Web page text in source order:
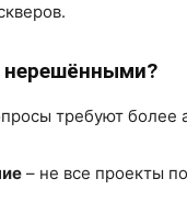
требуют более
– не все проекты